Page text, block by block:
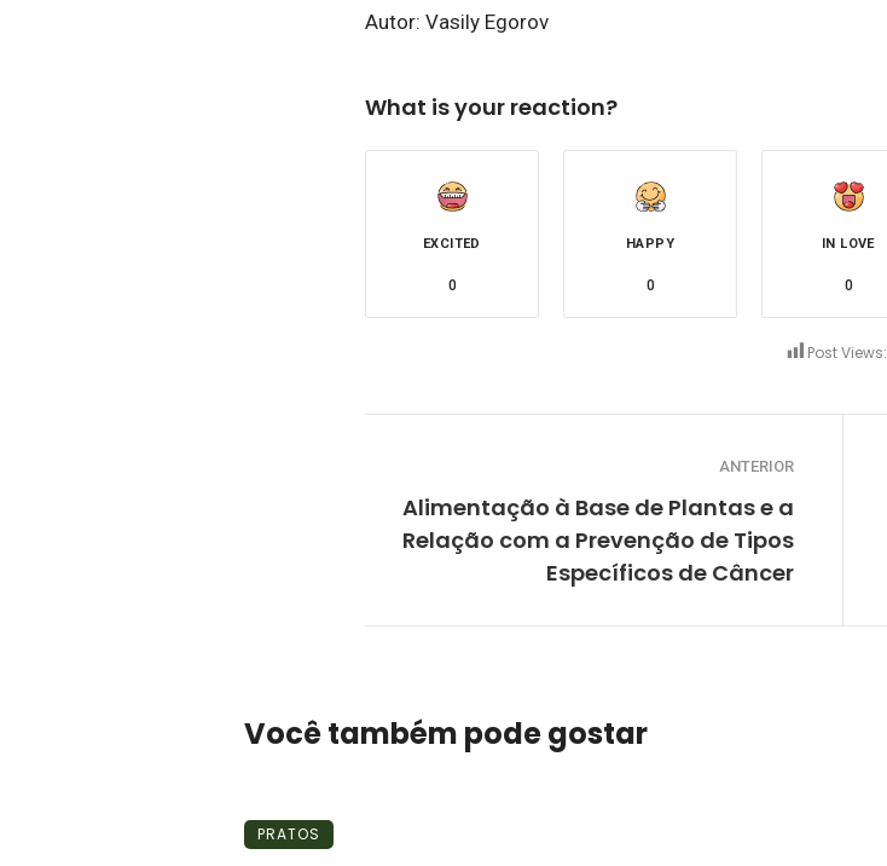
Autor: Vasily Egorov
Post Views:
What is your reaction?
EXCITED
0
HAPPY
0
IN LOVE
0
ANTERIOR
Alimentação à Base de Plantas e a
Relação com a Prevenção de Tipos
Específicos de Câncer
Você também pode gostar
PRATOS